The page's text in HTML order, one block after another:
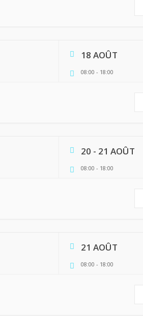
18 AOÛT
08:00 - 18:00
20 - 21 AOÛT
08:00 - 18:00
21 AOÛT
08:00 - 18:00